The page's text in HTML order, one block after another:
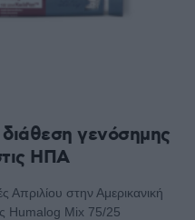
γενόσημης
ΗΠΑ
Απριλίου στην Αμερικανική
Humalog Mix 75/25